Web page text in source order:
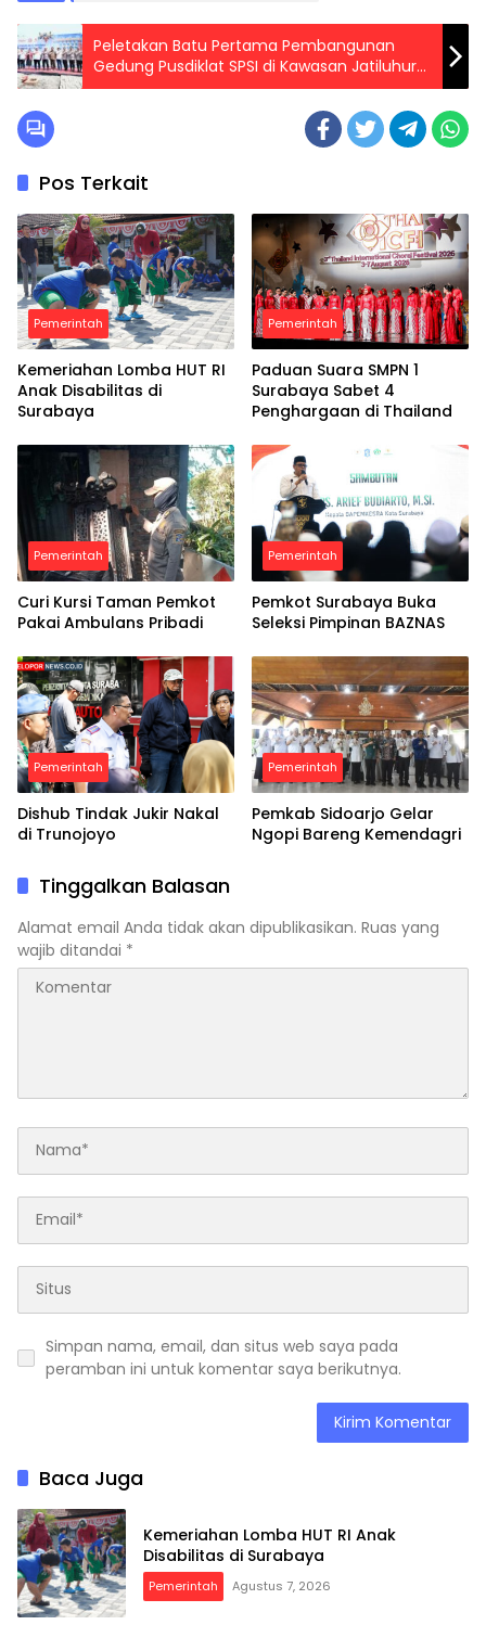
Peletakan Batu Pertama Pembangunan
Gedung Pusdiklat SPSI di Kawasan Jatiluhur
Kab. Purwakarta
Pos Terkait
Pemerintah
Kemeriahan Lomba HUT RI
Anak Disabilitas di
Surabaya
Pemerintah
Paduan Suara SMPN 1
Surabaya Sabet 4
Penghargaan di Thailand
Pemerintah
Curi Kursi Taman Pemkot
Pakai Ambulans Pribadi
Pemerintah
Pemkot Surabaya Buka
Seleksi Pimpinan BAZNAS
Pemerintah
Dishub Tindak Jukir Nakal
di Trunojoyo
Pemerintah
Pemkab Sidoarjo Gelar
Ngopi Bareng Kemendagri
Tinggalkan Balasan
Alamat email Anda tidak akan dipublikasikan. Ruas yang
wajib ditandai *
Simpan nama, email, dan situs web saya pada
peramban ini untuk komentar saya berikutnya.
Baca Juga
Kemeriahan Lomba HUT RI Anak
Disabilitas di Surabaya
Pemerintah Agustus 7, 2026